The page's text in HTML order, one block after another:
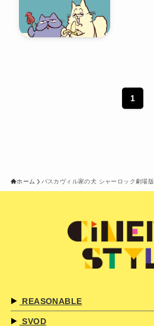
1
ホーム バスカヴィル家の犬 シャーロック劇場版
REASONABLE
SVOD